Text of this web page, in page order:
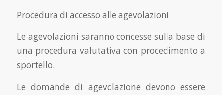
Procedura di accesso alle agevolazioni
Le agevolazioni saranno concesse sulla base di
una procedura valutativa con procedimento a
sportello.
Le domande di agevolazione devono essere